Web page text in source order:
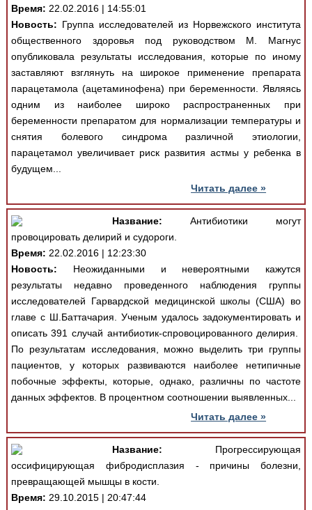
Время: 22.02.2016 | 14:55:01
Новость: Группа исследователей из Норвежского института
общественного здоровья под руководством М. Магнус
опубликовала результаты исследования, которые по иному
заставляют взглянуть на широкое применение препарата
парацетамола (ацетаминофена) при беременности. Являясь
одним из наиболее широко распространенных при
беременности препаратом для нормализации температуры и
снятия болевого синдрома различной этиологии,
парацетамол увеличивает риск развития астмы у ребенка в
будущем...
Читать далее »
Название: Антибиотики могут
провоцировать делирий и судороги.
Время: 22.02.2016 | 12:23:30
Новость: Неожиданными и невероятными кажутся
результаты недавно проведенного наблюдения группы
исследователей Гарвардской медицинской школы (США) во
главе с Ш.Баттачария. Ученым удалось задокументировать и
описать 391 случай антибиотик-спровоцированного делирия.
По результатам исследования, можно выделить три группы
пациентов, у которых развиваются наиболее нетипичные
побочные эффекты, которые, однако, различны по частоте
данных эффектов. В процентном соотношении выявленных...
Читать далее »
Название: Прогрессирующая
оссифицирующая фибродисплазия - причины болезни,
превращающей мышцы в кости.
Время: 29.10.2015 | 20:47:44